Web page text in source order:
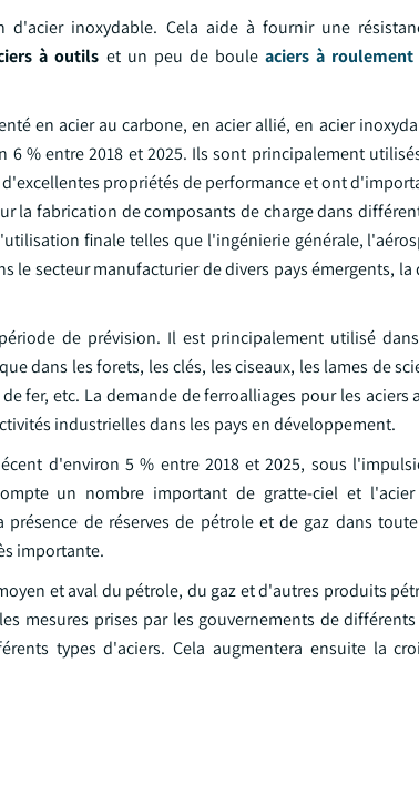
inoxydable. Cela aide à fournir une
à outils et un peu de bouleaciers à roulement
en acier au carbone, en acier allié, en acier
% entre 2018 et 2025. Ils sont principalement
propriétés de performance et ont
la fabrication de composants de charge dans
finale telles que l'ingénierie générale,
le secteur manufacturier de divers pays émergents,
de prévision. Il est principalement utilisé
dans les forets, les clés, les ciseaux, les lames de
fer, etc. La demande de ferroalliages pour les aciers
industrielles dans les pays en développement.
d'environ 5 % entre 2018 et 2025, sous
un nombre important de gratte-ciel et
de réserves de pétrole et de gaz dans
importante.
et aval du pétrole, du gaz et d'autres produits
mesures prises par les gouvernements de
types d'aciers. Cela augmentera ensuite la